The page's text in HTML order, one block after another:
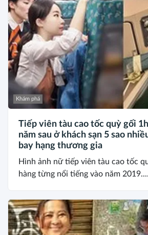
Khám phá
Tiếp viên tàu cao tốc quỳ gối
năm sau ở khách sạn 5 sao
bay hạng thương gia
Hình ảnh nữ tiếp viên tàu cao tốc
hàng từng nổi tiếng vào năm 2019....